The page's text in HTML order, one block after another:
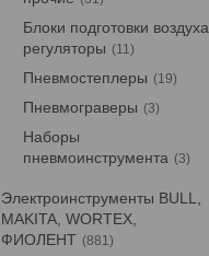
Блоки подготовки воздуха,
регуляторы
11
Пневмостеплеры 19
Пневмограверы 3
Наборы
пневмоинструмента
3
Электроинструменты BULL,
MAKITA, WORTEX,
ФИОЛЕНТ
881